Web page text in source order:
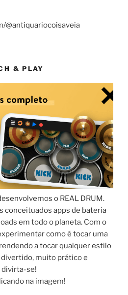
@antiquariocoisaveia
& PLAY
o REAL DRUM.
conceituados apps de bateria
em todo o planeta. Com o
como é tocar uma
a tocar qualquer estilo
muito prático e
divirta-se!
na imagem!